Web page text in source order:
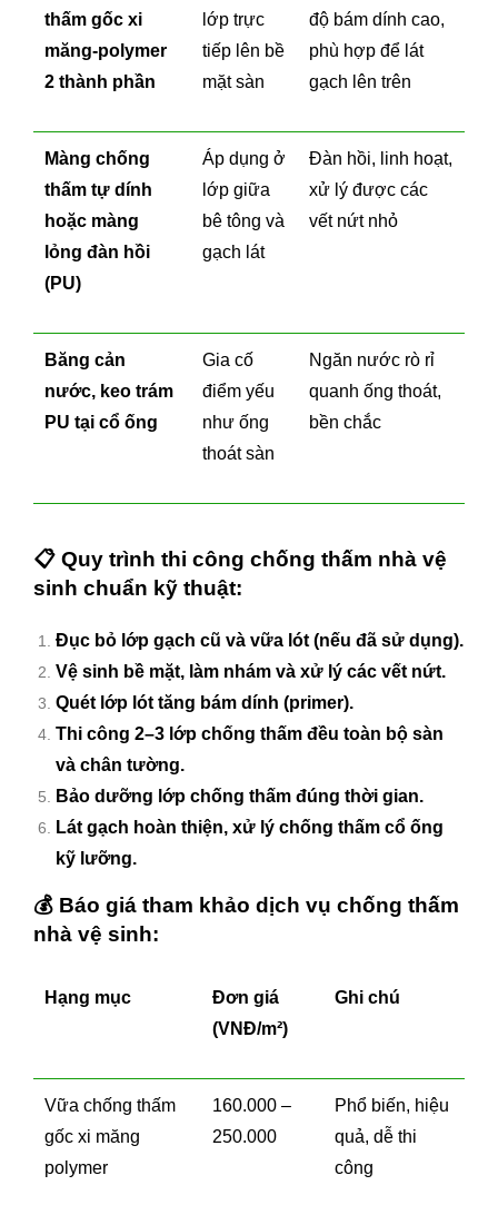
thấm gốc xi
măng-polymer
2 thành phần
lớp trực
tiếp lên bề
mặt sàn
độ bám dính cao,
phù hợp để lát
gạch lên trên
Màng chống
thấm tự dính
hoặc màng
lỏng đàn hồi
(PU)
Áp dụng ở
lớp giữa
bê tông và
gạch lát
Đàn hồi, linh hoạt,
xử lý được các
vết nứt nhỏ
Băng cản
nước, keo trám
PU tại cổ ống
Gia cố
điểm yếu
như ống
thoát sàn
Ngăn nước rò rỉ
quanh ống thoát,
bền chắc
📋 Quy trình thi công chống thấm nhà vệ
sinh chuẩn kỹ thuật:
Đục bỏ lớp gạch cũ và vữa lót (nếu đã sử dụng).
Vệ sinh bề mặt, làm nhám và xử lý các vết nứt.
Quét lớp lót tăng bám dính (primer).
Thi công 2–3 lớp chống thấm đều toàn bộ sàn
và chân tường.
Bảo dưỡng lớp chống thấm đúng thời gian.
Lát gạch hoàn thiện, xử lý chống thấm cổ ống
kỹ lưỡng.
💰 Báo giá tham khảo dịch vụ chống thấm
nhà vệ sinh:
Hạng mục
Đơn giá
(VNĐ/m²)
Ghi chú
Vữa chống thấm
gốc xi măng
polymer
160.000 –
250.000
Phổ biến, hiệu
quả, dễ thi
công